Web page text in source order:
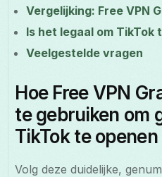
Vergelijking: Free VPN
Is het legaal om TikTok
Veelgestelde vragen
Hoe Free VPN
te gebruiken om
TikTok te openen
Volg deze duidelijke,